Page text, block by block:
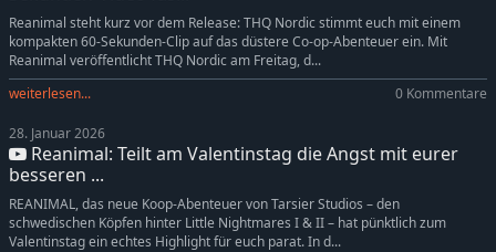
Reanimal steht kurz vor dem Release: THQ Nordic stimmt euch mit einem
kompakten 60-Sekunden-Clip auf das düstere Co-op-Abenteuer ein. Mit
Reanimal veröffentlicht THQ Nordic am Freitag, d...
weiterlesen...
0 Kommentare
28. Januar 2026
Reanimal: Teilt am Valentinstag die Angst mit eurer
besseren ...
REANIMAL, das neue Koop-Abenteuer von Tarsier Studios – den
schwedischen Köpfen hinter Little Nightmares I & II – hat pünktlich zum
Valentinstag ein echtes Highlight für euch parat. In d...